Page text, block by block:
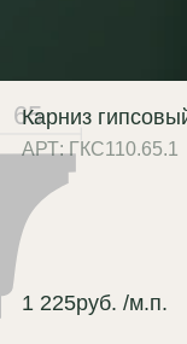
и детских
(по запросу);
гипсовый
ГКС155.100.1
методом с
65
Карниз
АРТ: ГКС110.65.1
1 225руб. /м.п.